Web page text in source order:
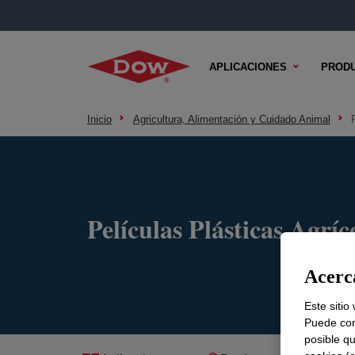
APLICACIONES
Inicio Agricultura, Alimentación y Cuidado Animal
Películas Plásticas
Este sitio
Puede
posible